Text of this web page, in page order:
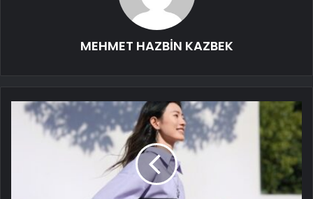
MEHMET HAZBİN KAZBEK